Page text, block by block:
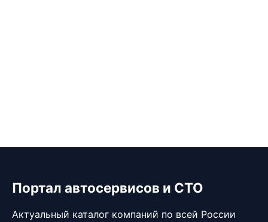
Портал автосервисов и СТО
Актуальный каталог компаний по всей России